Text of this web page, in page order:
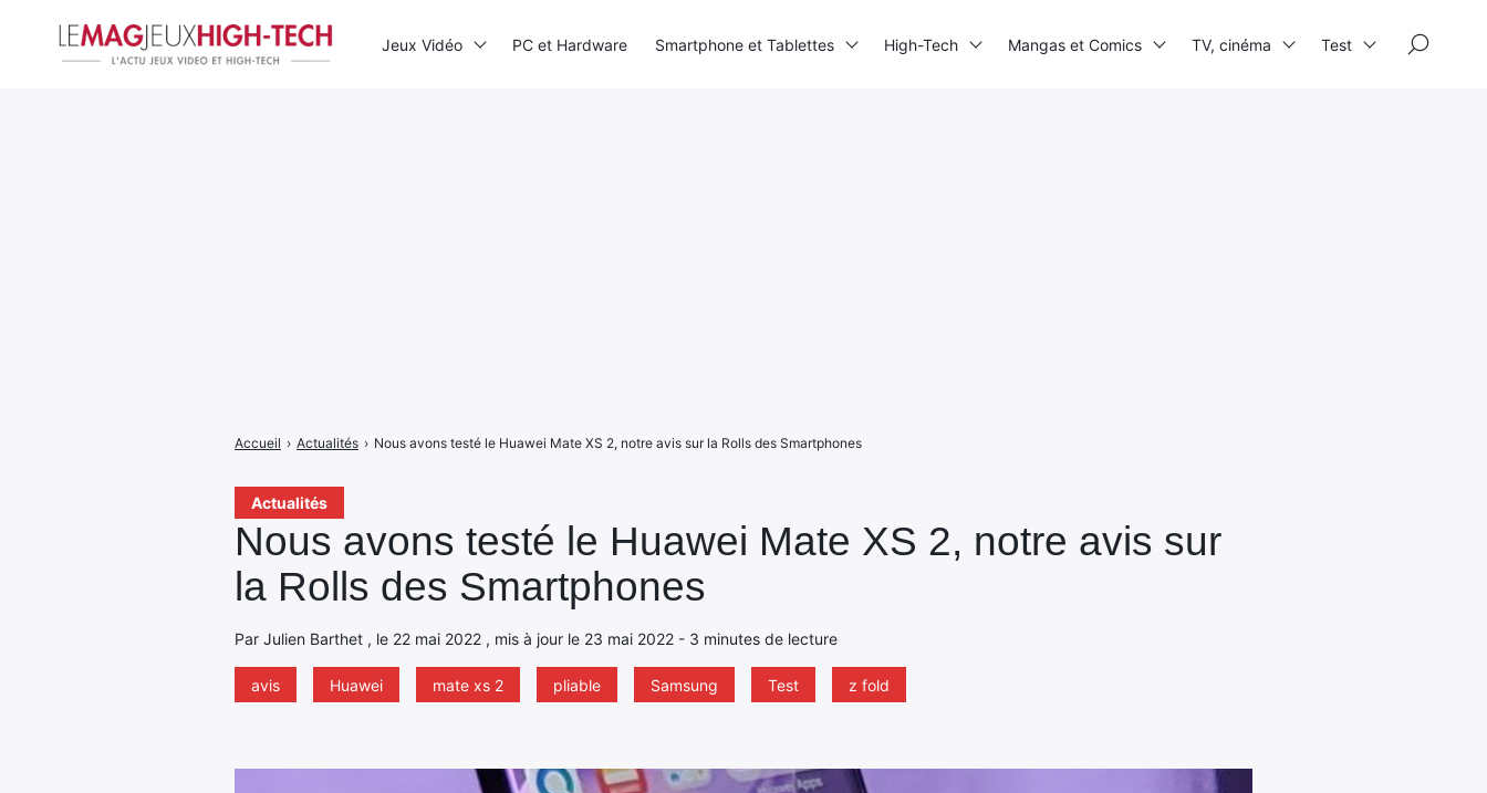
Actualités
Nous avons testé le Huawei Mate XS 2, notre avis sur
la Rolls des Smartphones
Par Julien Barthet , le 22 mai 2022 , mis à jour le 23 mai 2022 - 3 minutes de lecture
avis Huawei mate xs 2 pliable Samsung Test z fold
Accueil › Actualités › Nous avons testé le Huawei Mate XS 2, notre avis sur la Rolls des Smartphones
Jeux Vidéo PC et Hardware Smartphone et Tablettes High-Tech Mangas et Comics TV, cinéma Test